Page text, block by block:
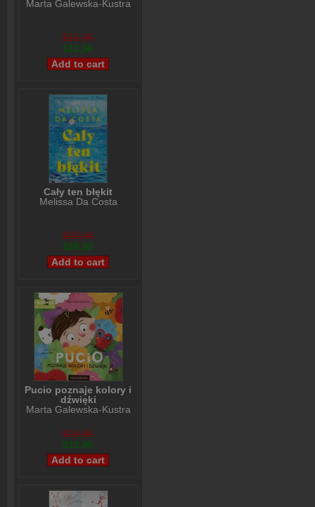
Marta Galewska-Kustra
$15,95
$12,96
Cały ten błękit
Melissa Da Costa
$32,68
$28,92
Pucio poznaje kolory i
dźwięki
Marta Galewska-Kustra
$15,95
$12,96